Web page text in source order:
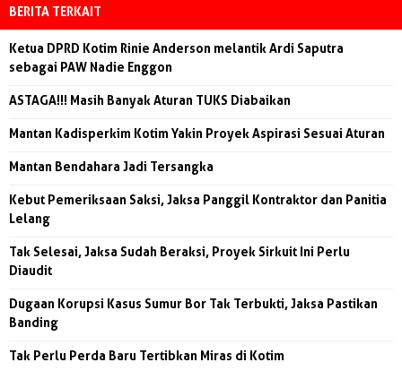
BERITA TERKAIT
Ketua DPRD Kotim Rinie Anderson melantik Ardi Saputra
sebagai PAW Nadie Enggon
ASTAGA!!! Masih Banyak Aturan TUKS Diabaikan
Mantan Kadisperkim Kotim Yakin Proyek Aspirasi Sesuai Aturan
Mantan Bendahara Jadi Tersangka
Kebut Pemeriksaan Saksi, Jaksa Panggil Kontraktor dan Panitia
Lelang
Tak Selesai, Jaksa Sudah Beraksi, Proyek Sirkuit Ini Perlu
Diaudit
Dugaan Korupsi Kasus Sumur Bor Tak Terbukti, Jaksa Pastikan
Banding
Tak Perlu Perda Baru Tertibkan Miras di Kotim